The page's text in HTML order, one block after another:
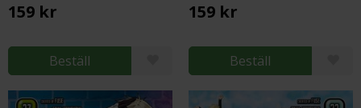
159 kr
Beställ
159 kr
Beställ